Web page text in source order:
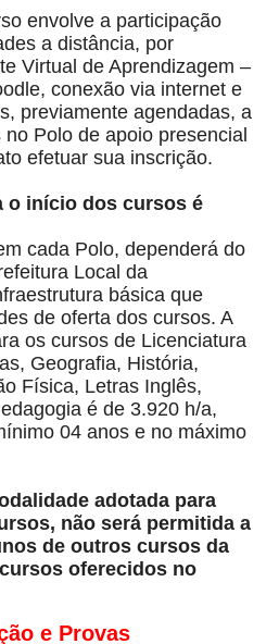
envolve a participação
a distância, por
Virtual de Aprendizagem –
conexão via internet e
previamente agendadas, a
Polo de apoio presencial
efetuar sua inscrição.
o início dos cursos é
cada Polo, dependerá do
Local da
básica que
de oferta dos cursos. A
os cursos de Licenciatura
Geografia, História,
Física, Letras Inglês,
é de 3.920 h/a,
04 anos e no máximo
adotada para
não será permitida a
de outros cursos da
oferecidos no
e Provas